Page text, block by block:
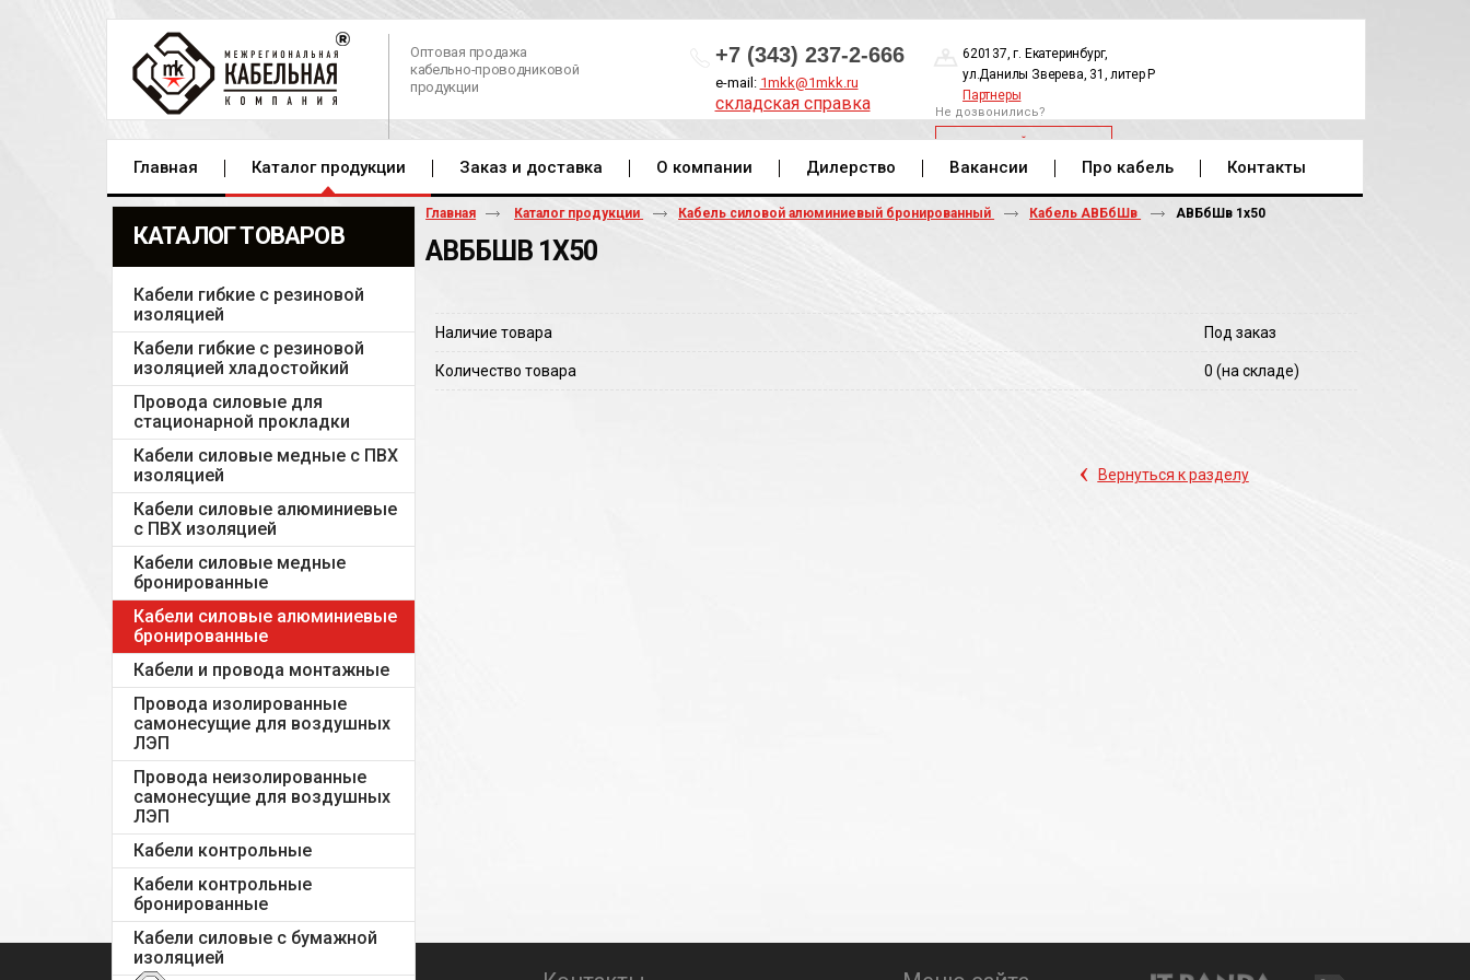
Оптовая продажа
кабельно-проводниковой
продукции
+7 (343) 237-2-666
e-mail: 1mkk@1mkk.ru
складская справка
620137, г. Екатеринбург,
ул.Данилы Зверева, 31, литер Р
Партнеры
Не дозвонились?
ОБРАТНЫЙ ЗВОНОК
Главная Каталог продукции Заказ и доставка О компании Дилерство Вакансии Про кабель Контакты
КАТАЛОГ ТОВАРОВ
Кабели гибкие с резиновой
изоляцией
Кабели гибкие с резиновой
изоляцией хладостойкий
Провода силовые для
стационарной прокладки
Кабели силовые медные с ПВХ
изоляцией
Кабели силовые алюминиевые
с ПВХ изоляцией
Кабели силовые медные
бронированные
Кабели силовые алюминиевые
бронированные
Кабели и провода монтажные
Провода изолированные
самонесущие для воздушных
ЛЭП
Провода неизолированные
самонесущие для воздушных
ЛЭП
Кабели контрольные
Кабели контрольные
бронированные
Кабели силовые с бумажной
изоляцией
Главная Каталог продукции Кабель силовой алюминиевый бронированный Кабель АВБбШв АВБбШв 1х50
АВББШВ 1Х50
Наличие товара Под заказ
Количество товара 0 (на складе)
‹ Вернуться к разделу